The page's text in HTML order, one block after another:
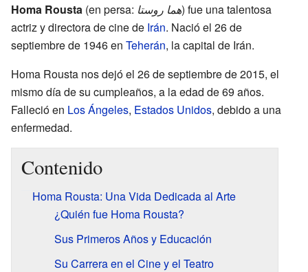
Homa Rousta (en persa: هما روستا) fue una talentosa
actriz y directora de cine de Irán. Nació el 26 de
septiembre de 1946 en Teherán, la capital de Irán.
Homa Rousta nos dejó el 26 de septiembre de 2015, el
mismo día de su cumpleaños, a la edad de 69 años.
Falleció en Los Ángeles, Estados Unidos, debido a una
enfermedad.
Contenido
Homa Rousta: Una Vida Dedicada al Arte
¿Quién fue Homa Rousta?
Sus Primeros Años y Educación
Su Carrera en el Cine y el Teatro